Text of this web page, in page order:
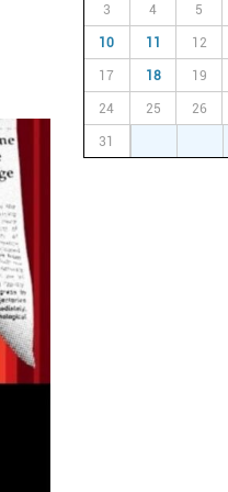
3 4 5
10 11 12
17 18 19
24 25 26
31